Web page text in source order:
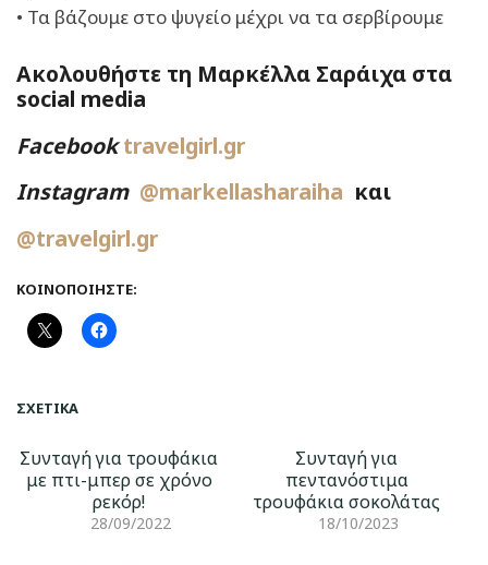
• Τα βάζουμε στο ψυγείο μέχρι να τα σερβίρουμε
Ακολουθήστε τη Μαρκέλλα Σαράιχα στα
social media
Facebook travelgirl.gr
Instagram @markellasharaiha και
@travelgirl.gr
ΚΟΙΝΟΠΟΙΉΣΤΕ:
ΣΧΕΤΙΚΆ
Συνταγή για τρουφάκια
με πτι-μπερ σε χρόνο
ρεκόρ!
28/09/2022
Συνταγή για
πεντανόστιμα
τρουφάκια σοκολάτας
18/10/2023